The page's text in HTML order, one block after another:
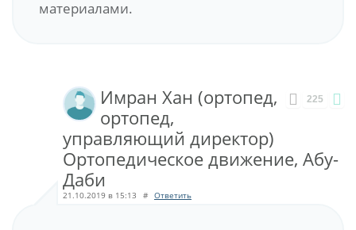
материалами.
225
Имран Хан (ортопед,
ортопед,
управляющий директор)
Ортопедическое движение, Абу-
Даби
21.10.2019 в 15:13 # Ответить